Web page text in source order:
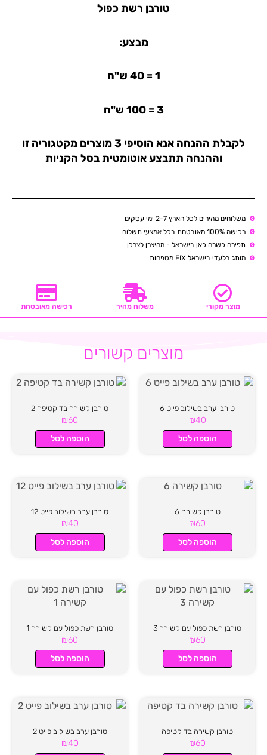
טורבן רשת כפול
מבצע:
1 = 40 ש"ח
3 = 100 ש"ח
לקבלת ההנחה אנא הוסיפי 3 מוצרים מקטגוריה זו
וההנחה תתבצע אוטומטית בסל הקניות
משלוחים מהירים לכל הארץ 2-7 ימי עסקים
רכישה 100% מאובטחת בכל אמצעי תשלום
תפירה כשרה כאן בישראל - מהיצרן לצרכן
מותג בלעדי בישראל FIX מטפחות
מוצר מקורי משלוח מהיר רכישה מאובטחת
מוצרים קשורים
טורבן ערב בשילוב פייט 6
₪40
הוספה לסל
טורבן קשירה בד קטיפה 2
₪60
הוספה לסל
טורבן קשירה 6
₪60
הוספה לסל
טורבן ערב בשילוב פייט 12
₪40
הוספה לסל
טורבן רשת כפול עם קשירה 3
₪60
הוספה לסל
טורבן רשת כפול עם קשירה 1
₪60
הוספה לסל
טורבן קשירה בד קטיפה
₪60
טורבן ערב בשילוב פייט 2
₪40